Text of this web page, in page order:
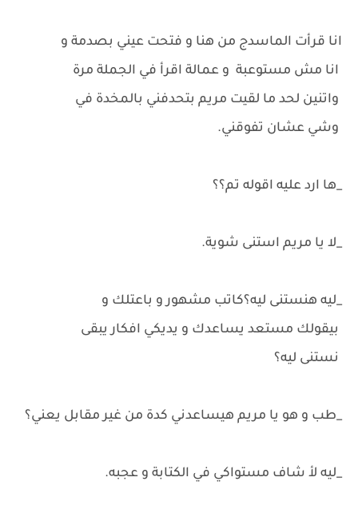
انا قرأت الماسدج من هنا و فتحت عيني بصدمة و
انا مش مستوعبة و عمالة اقرأ في الجملة مرة
واتنين لحد ما لقيت مريم بتحدفني بالمخدة في
وشي عشان تفوقني.
_ها ارد عليه اقوله تم؟؟
_لا يا مريم استنى شوية.
_ليه هنستنى ليه؟كاتب مشهور و باعتلك و
بيقولك مستعد يساعدك و يديكي افكار يبقى
نستنى ليه؟
_طب و هو يا مريم هيساعدني كدة من غير مقابل يعني؟
_ليه لأ شاف مستواكي في الكتابة و عجبه.